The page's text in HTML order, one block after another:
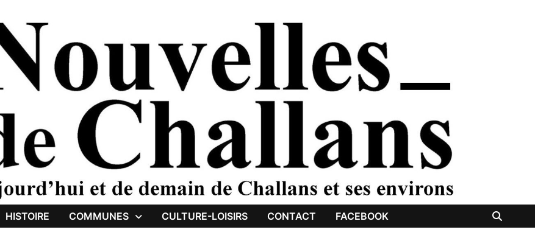
HISTOIRE COMMUNES CULTURE-LOISIRS CONTACT FACEBOOK